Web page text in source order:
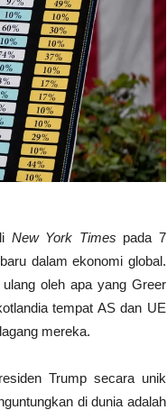
New York Times pada 7
dalam ekonomi global.
oleh apa yang Greer
tempat AS dan UE
mereka.
Trump secara unik
di dunia adalah